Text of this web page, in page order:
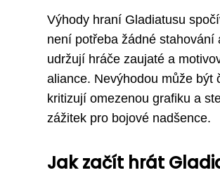
Výhody hraní Gladiatusu
není potřeba žádné
udržují hráče zaujaté a
aliance. Nevýhodou může být
kritizují omezenou grafiku a
zážitek pro bojové nadšence.
Jak začít hrát